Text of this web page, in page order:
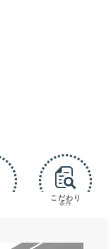
こだわり
条件